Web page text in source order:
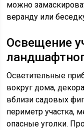
можно
веранду или
Освещение
Осветительные
вокруг дома,
вблизи садовых
периметр участка,
опасные уголки.